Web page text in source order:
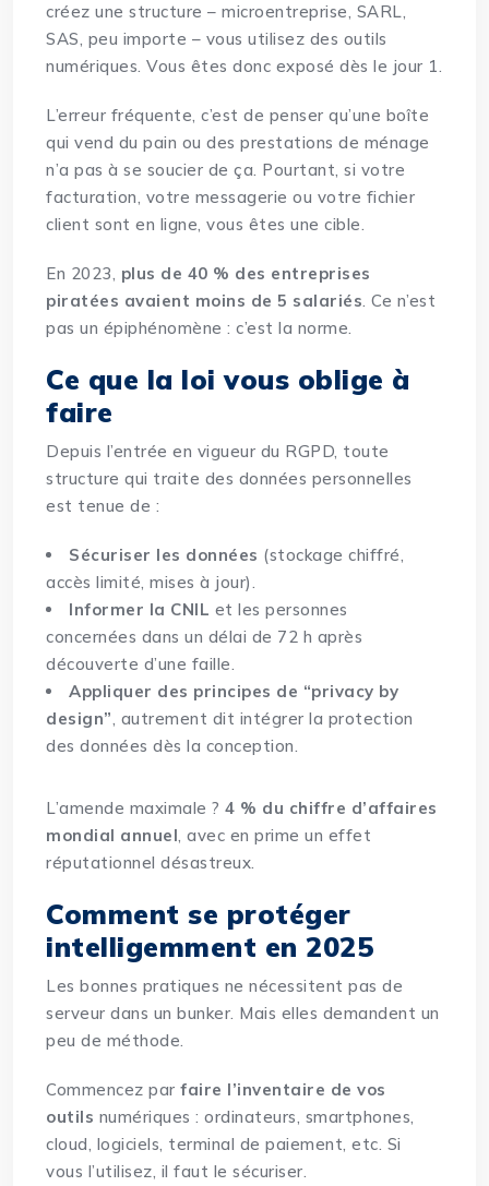
créez une structure – microentreprise, SARL,
SAS, peu importe – vous utilisez des outils
numériques. Vous êtes donc exposé dès le jour 1.
L’erreur fréquente, c’est de penser qu’une boîte
qui vend du pain ou des prestations de ménage
n’a pas à se soucier de ça. Pourtant, si votre
facturation, votre messagerie ou votre fichier
client sont en ligne, vous êtes une cible.
En 2023, plus de 40 % des entreprises
piratées avaient moins de 5 salariés. Ce n’est
pas un épiphénomène : c’est la norme.
Ce que la loi vous oblige à
faire
Depuis l’entrée en vigueur du RGPD, toute
structure qui traite des données personnelles
est tenue de :
Sécuriser les données (stockage chiffré,
accès limité, mises à jour).
Informer la CNIL et les personnes
concernées dans un délai de 72 h après
découverte d’une faille.
Appliquer des principes de “privacy by
design”, autrement dit intégrer la protection
des données dès la conception.
L’amende maximale ?4 % du chiffre d’affaires
mondial annuel, avec en prime un effet
réputationnel désastreux.
Comment se protéger
intelligemment en 2025
Les bonnes pratiques ne nécessitent pas de
serveur dans un bunker. Mais elles demandent un
peu de méthode.
Commencez parfaire l’inventaire de vos
outils numériques : ordinateurs, smartphones,
cloud, logiciels, terminal de paiement, etc. Si
vous l’utilisez, il faut le sécuriser.